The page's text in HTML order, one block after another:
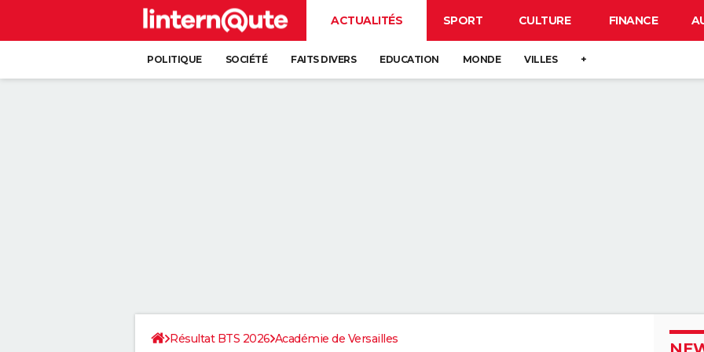
ACTUALITÉS SPORT CULTURE FINANCE
POLITIQUE SOCIÉTÉ FAITS DIVERS EDUCATION MONDE VILLES +
Résultat BTS 2026 Académie de Versailles